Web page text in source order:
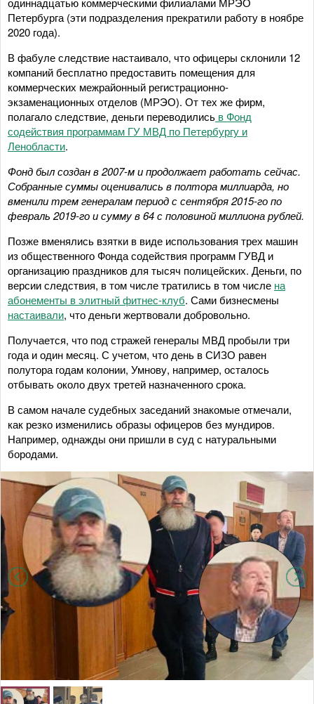
Петербурга (эти подразделения прекратили работу в ноябре
2020 года).
В фабуле следствие настаивало, что офицеры склонили 12
компаний бесплатно предоставить помещения для
коммерческих межрайонный регистрационно-
экзаменационных отделов (МРЭО). От тех же фирм,
полагало следствие, деньги переводились в Фонд
содействия программам ГУ МВД по Петербургу и
Ленобласти.
Фонд был создан в 2007-м и продолжает работать сейчас.
Собранные суммы оценивались в полтора миллиарда, но
вменили трем генералам период с сентября 2015-го по
февраль 2019-го и сумму в 64 с половиной миллиона рублей.
Позже вменялись взятки в виде использования трех машин
из общественного Фонда содействия программ ГУВД и
организацию праздников для тысяч полицейских. Деньги, по
версии следствия, в том числе тратились в том числе на
абонементы в элитный фитнес-клуб. Сами бизнесмены
настаивали, что деньги жертвовали добровольно.
Получается, что под стражей генералы МВД пробыли три
года и один месяц. С учетом, что день в СИЗО равен
полутора годам колонии, Умнову, например, осталось
отбывать около двух третей назначенного срока.
В самом начале судебных заседаний знакомые отмечали,
как резко изменились образы офицеров без мундиров.
Например, однажды они пришли в суд с натуральными
бородами.